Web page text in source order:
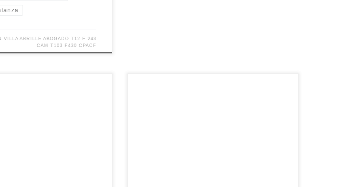
VILLA ABRILLE ABOGADO T12 F 243
CAM T103 F430 CPACF